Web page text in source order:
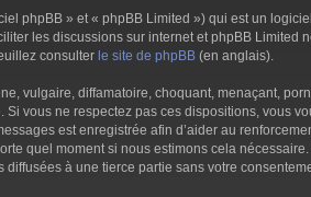
phpBB » et « phpBB Limited ») qui est un
les discussions sur internet et phpBB
consulter le site de phpBB (en anglais).
vulgaire, diffamatoire, choquant, menaçant,
vous ne respectez pas ces dispositions, vous
est enregistrée afin d’aider au
quel moment si nous estimons cela
à une tierce partie sans votre